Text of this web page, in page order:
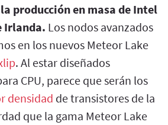
producción en masa de Intel
Irlanda. Los nodos avanzados
en los nuevos Meteor Lake
. Al estar diseñados
CPU, parece que serán los
densidad de transistores de la
que la gama Meteor Lake